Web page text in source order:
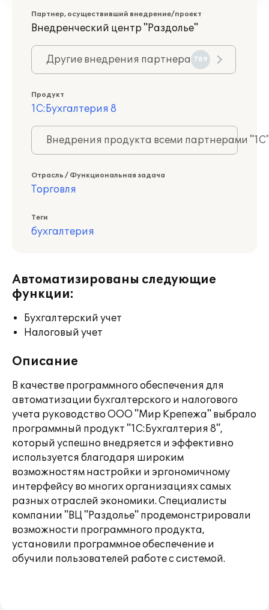
Партнер, осуществивший внедрение/проект
Внедренческий центр "Раздолье"
Другие внедрения партнера 789
Продукт
1С:Бухгалтерия 8
Внедрения продукта всеми партнерами
Отрасль / Функциональная задача
Торговля
Теги
бухгалтерия
Автоматизированы следующие
функции:
Бухгалтерский учет
Налоговый учет
Описание
В качестве программного обеспечения для
автоматизации бухгалтерского и налогового
учета руководство ООО "Мир Крепежа" выбрало
программный продукт "1С:Бухгалтерия 8",
который успешно внедряется и эффективно
используется благодаря широким
возможностям настройки и эргономичному
интерфейсу во многих организациях самых
разных отраслей экономики. Специалисты
компании "ВЦ "Раздолье" продемонстрировали
возможности программного продукта,
установили программное обеспечение и
обучили пользователей работе с системой.